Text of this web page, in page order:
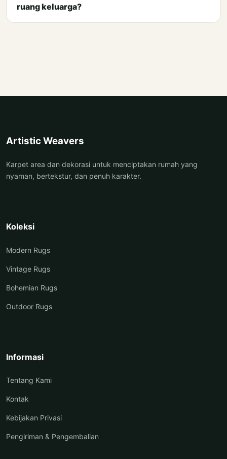
ruang keluarga?
Artistic Weavers
Karpet area dan dekorasi untuk menciptakan rumah yang
nyaman, bertekstur, dan penuh karakter.
Koleksi
Modern Rugs
Vintage Rugs
Bohemian Rugs
Outdoor Rugs
Informasi
Tentang Kami
Kontak
Kebijakan Privasi
Pengiriman & Pengembalian